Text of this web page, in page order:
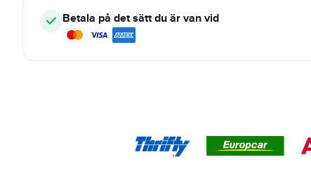
Betala på det sätt du är van vid